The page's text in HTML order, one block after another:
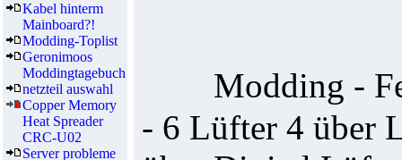
Kabel hinterm
Mainboard?!
Modding-Toplist
Geronimoos
Moddingtagebuch
netzteil auswahl
Copper Memory
Heat Spreader
CRC-U02
Server probleme
Modding -
- 6 Lüfter 4 über